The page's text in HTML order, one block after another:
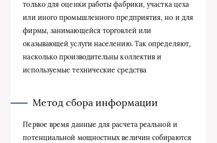
только для оценки работы фабрики, участка цеха
или иного промышленного предприятия, но и для
фирмы, занимающейся торговлей или
оказывающей услуги населению. Так определяют,
насколько производительны коллектив и
используемые технические средства
Метод сбора информации
Первое время данные для расчета реальной и
потенциальной мощностных величин собираются